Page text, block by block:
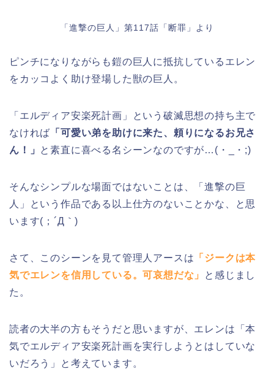
「進撃の巨人」第117話「断罪」より
ピンチになりながらも鎧の巨人に抵抗しているエレン
をカッコよく助け登場した獣の巨人。
「エルディア安楽死計画」という破滅思想の持ち主で
なければ 「可愛い弟を助けに来た、頼りになるお兄さ
ん！」 と素直に喜べる名シーンなのですが…(・_・;)
そんなシンプルな場面ではないことは、「進撃の巨
人」という作品である以上仕方のないことかな、と思
います(；´Д｀)
さて、このシーンを見て管理人アースは 「ジークは本
気でエレンを信用している。可哀想だな」
と感じまし
た。
読者の大半の方もそうだと思いますが、エレンは「本
気でエルディア安楽死計画を実行しようとはしていな
いだろう」と考えています。